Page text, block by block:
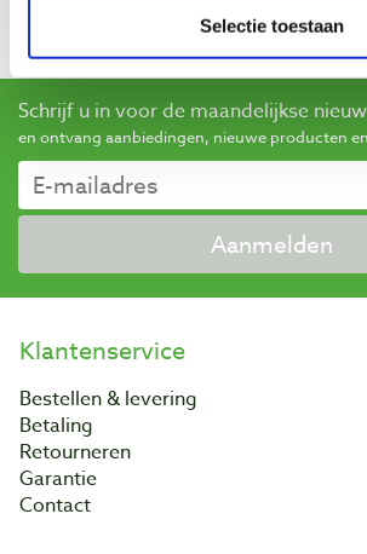
Selectie toestaan
Schrijf u in voor de maandelijkse
en ontvang aanbiedingen, nieuwe producten
Aanmelden
Klantenservice
Bestellen & levering
Betaling
Retourneren
Garantie
Contact